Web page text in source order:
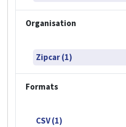
Organisation
Zipcar (1)
Formats
CSV (1)